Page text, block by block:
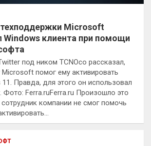
Microsoft
Windows клиента при помощи
под ником TCNOco рассказал,
Microsoft помог ему активировать
Правда, для этого он использовал
Фото: Ferra.ruFerra.ru Произошло это
сотрудник компании не смог помочь